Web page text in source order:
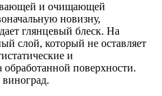
и очищающей
новизну,
глянцевый блеск. На
слой, который не оставляет
и
поверхности.